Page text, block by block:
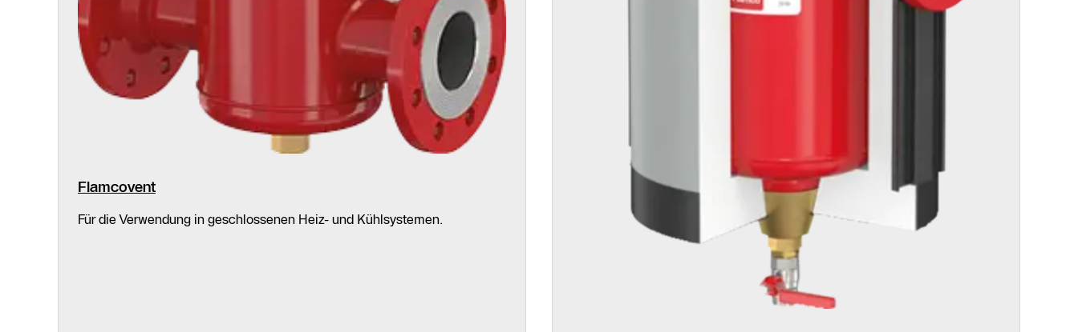
Flamcovent
Für die Verwendung in geschlossenen Heiz- und Kühlsystemen.